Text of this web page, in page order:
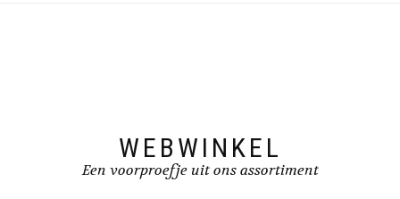
WEBWINKEL
Een voorproefje uit ons assortiment